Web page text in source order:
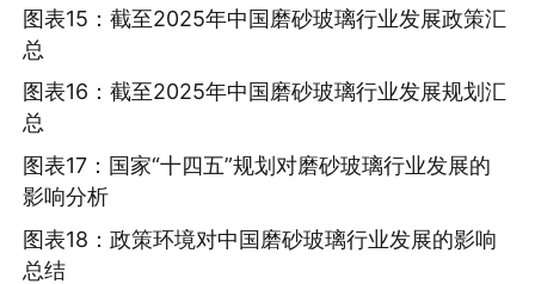
图表15：截至2025年中国磨砂玻璃行业发展政策汇
总
图表16：截至2025年中国磨砂玻璃行业发展规划汇
总
图表17：国家“十四五”规划对磨砂玻璃行业发展的
影响分析
图表18：政策环境对中国磨砂玻璃行业发展的影响
总结